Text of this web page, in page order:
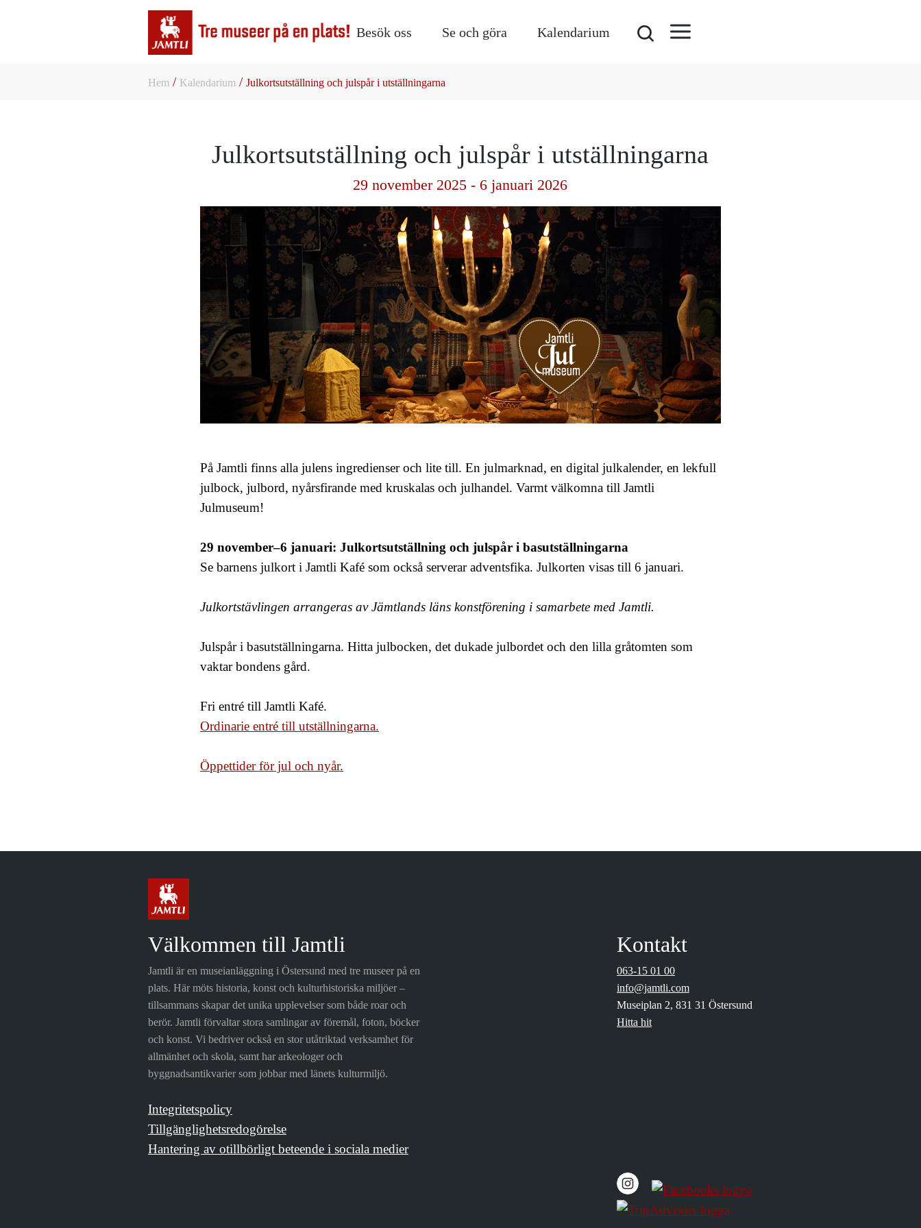
Besök oss Se och göra Kalendarium
Hem / Kalendarium / Julkortsutställning och julspår i utställningarna
Julkortsutställning och julspår i utställningarna
29 november 2025 - 6 januari 2026
På Jamtli finns alla julens ingredienser och lite till. En julmarknad, en digital julkalender, en lekfull
julbock, julbord, nyårsfirande med kruskalas och julhandel. Varmt välkomna till Jamtli
Julmuseum!
29 november–6 januari: Julkortsutställning och julspår i basutställningarna
Se barnens julkort i Jamtli Kafé som också serverar adventsfika. Julkorten visas till 6 januari.
Julkortstävlingen arrangeras av Jämtlands läns konstförening i samarbete med Jamtli.
Julspår i basutställningarna. Hitta julbocken, det dukade julbordet och den lilla gråtomten som
vaktar bondens gård.
Fri entré till Jamtli Kafé.
Ordinarie entré till utställningarna.
Öppettider för jul och nyår.
Välkommen till Jamtli
Jamtli är en museianläggning i Östersund med tre museer på en
plats. Här möts historia, konst och kulturhistoriska miljöer –
tillsammans skapar det unika upplevelser som både roar och
berör. Jamtli förvaltar stora samlingar av föremål, foton, böcker
och konst. Vi bedriver också en stor utåtriktad verksamhet för
allmänhet och skola, samt har arkeologer och
byggnadsantikvarier som jobbar med länets kulturmiljö.
Integritetspolicy
Tillgänglighetsredogörelse
Hantering av otillbörligt beteende i sociala medier
Kontakt
063-15 01 00
info@jamtli.com
Museiplan 2, 831 31 Östersund
Hitta hit